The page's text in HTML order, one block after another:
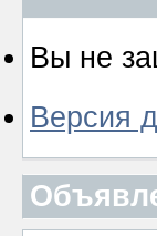
Вы не
Версия